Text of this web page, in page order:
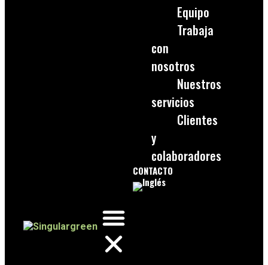
Equipo
Trabaja
con
nosotros
Nuestros
servicios
Clientes
y
colaboradores
CONTACTO